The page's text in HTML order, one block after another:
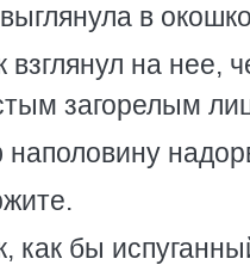
в
взглянул на нее,
загорелым
как бы